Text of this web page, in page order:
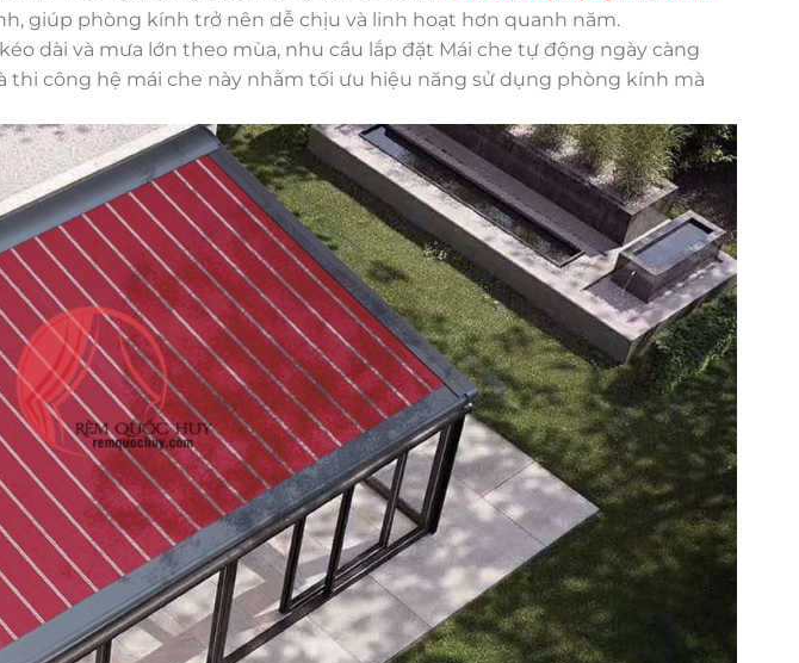
giúp phòng kính trở nên dễ chịu và linh hoạt hơn quanh năm.
dài và mưa lớn theo mùa, nhu cầu lắp đặt Mái che tự động ngày càng
thi công hệ mái che này nhằm tối ưu hiệu năng sử dụng phòng kính mà